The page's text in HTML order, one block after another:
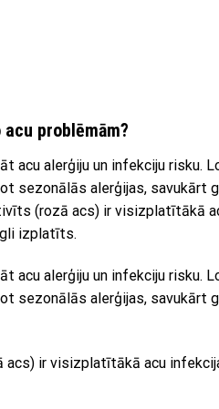
problēmām?
acu alerģiju un infekciju risku.
sezonālās alerģijas,
(rozā acs) ir visizplatītākā
izplatīts.
acu alerģiju un infekciju risku.
sezonālās alerģijas,
acs) ir visizplatītākā acu